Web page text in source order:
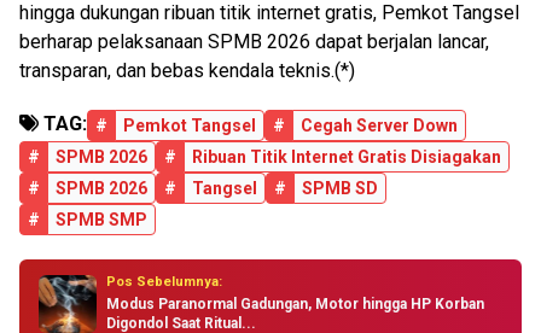
hingga dukungan ribuan titik internet gratis, Pemkot Tangsel
berharap pelaksanaan SPMB 2026 dapat berjalan lancar,
transparan, dan bebas kendala teknis.(*)
TAG: # Pemkot Tangsel #
Cegah Server Down
#
SPMB 2026 #
Ribuan Titik Internet Gratis Disiagakan
#
SPMB 2026 # Tangsel #
SPMB SD
#
SPMB SMP
Pos Sebelumnya:
Modus Paranormal Gadungan, Motor hingga HP Korban
Digondol Saat Ritual...